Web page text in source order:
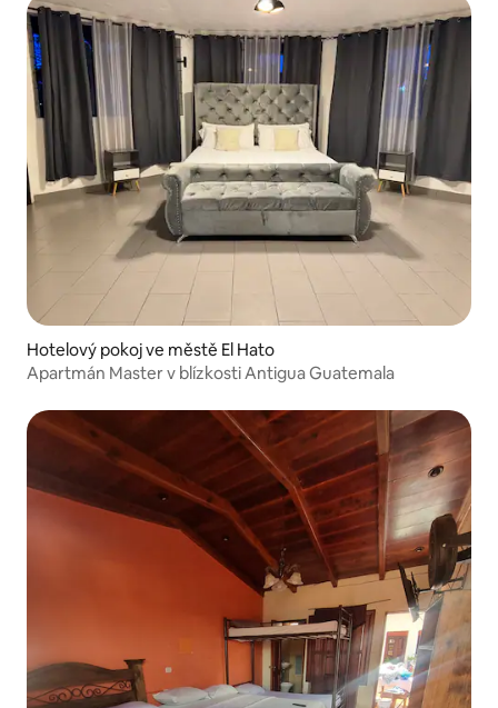
Hotelový pokoj ve městě El Hato
Apartmán Master v blízkosti Antigua Guatemala